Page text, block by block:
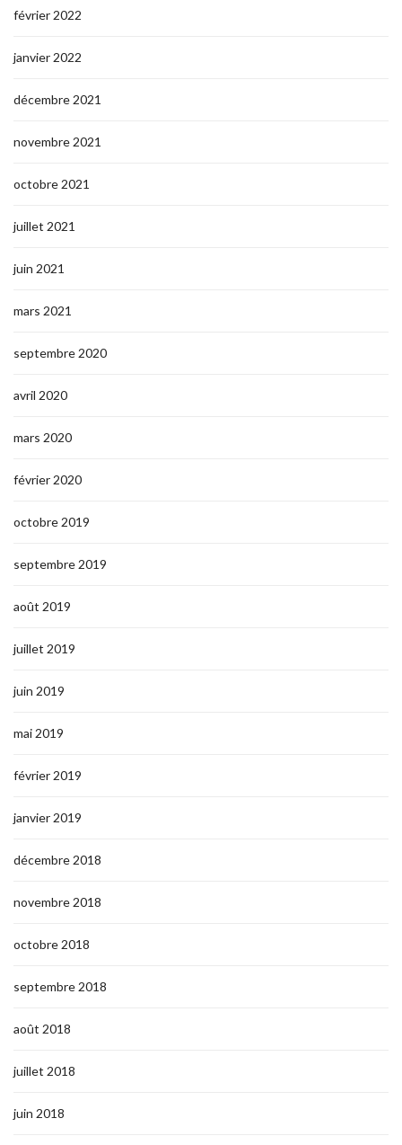
février 2022
janvier 2022
décembre 2021
novembre 2021
octobre 2021
juillet 2021
juin 2021
mars 2021
septembre 2020
avril 2020
mars 2020
février 2020
octobre 2019
septembre 2019
août 2019
juillet 2019
juin 2019
mai 2019
février 2019
janvier 2019
décembre 2018
novembre 2018
octobre 2018
septembre 2018
août 2018
juillet 2018
juin 2018